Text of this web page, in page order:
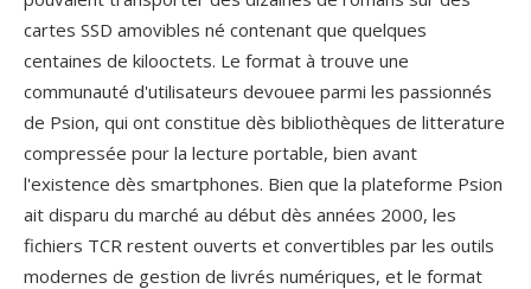
cartes SSD amovibles né contenant que quelques
centaines de kilooctets. Le format à trouve une
communauté d'utilisateurs devouee parmi les passionnés
de Psion, qui ont constitue dès bibliothèques de litterature
compressée pour la lecture portable, bien avant
l'existence dès smartphones. Bien que la plateforme Psion
ait disparu du marché au début dès années 2000, les
fichiers TCR restent ouverts et convertibles par les outils
modernes de gestion de livrés numériques, et le format